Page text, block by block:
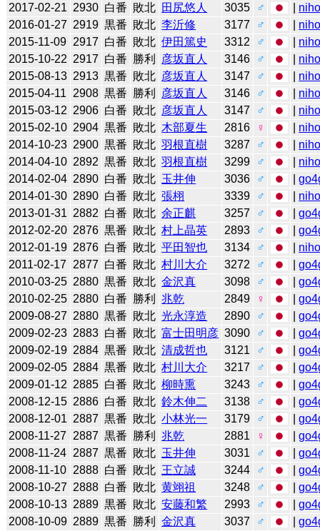
2017-02-21 2930 白番 敗北 田尻悠人 3035 ♂
2016-01-27 2919 黒番 敗北 李沂修 3177 ♂
2015-11-09 2917 白番 敗北 伊田篤史 3312 ♂
2015-10-22 2917 白番 勝利 彦坂直人 3146 ♂
2015-08-13 2913 黒番 敗北 彦坂直人 3147 ♂
2015-04-11
2908 黒番 勝利 彦坂直人 3146 ♂
2015-03-12 2906 白番 敗北 彦坂直人 3147 ♂
2015-02-10 2904 黒番 敗北 木部夏生 2816 ♀
2014-10-23 2900 黒番 敗北 羽根直樹 3287 ♂
2014-04-10 2892 黒番 敗北 羽根直樹 3299 ♂
2014-02-04 2890 白番 敗北 玉井伸 3036 ♂ |
2014-01-30 2890 白番 敗北 張栩 3339 ♂
2013-01-31 2882 白番 敗北 余正麒 3257 ♂ |
2012-02-20 2876 黒番 敗北 村上晶英 2893 ♂ |
2012-01-19 2876 白番 敗北 平田智也 3134 ♂
2011-02-17
2877 白番 敗北 村川大介 3272 ♂ |
2010-03-25 2880 黒番 敗北 金沢真 3098 ♂ |
2010-02-25 2880 白番 勝利 兆乾 2849 ♀ |
2009-08-27 2880 黒番 敗北 光永淳造 2890 ♂ |
2009-02-23 2883 白番 敗北 富士田明彦 3090 ♂ |
2009-02-19 2884 黒番 敗北 清成哲也 3121 ♂ |
2009-02-05 2884 黒番 敗北 村川大介 3217 ♂ |
2009-01-12 2885 白番 敗北 柳時熏 3243 ♂ |
2008-12-15 2886 白番 敗北 鈴木伸二 3138 ♂ |
2008-12-01 2887 黒番 敗北 小林光一 3179 ♂ |
2008-11-27
2887 黒番 勝利 兆乾 2881 ♀ |
2008-11-24 2887 黒番 敗北 玉井伸 3031 ♂ |
2008-11-10 2888 白番 敗北 王立誠 3244 ♂ |
2008-10-27 2888 白番 敗北 黄翊祖 3248 ♂ |
2008-10-13 2889 黒番 敗北 安藤和繁 2993 ♂ |
2008-10-09 2889 黒番 勝利 金沢真 3037 ♂ |